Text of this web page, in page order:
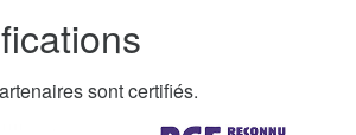
sont certifiés.